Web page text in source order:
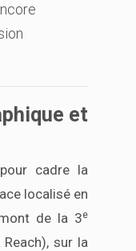
et
cadre la
localisé en
de la 3e
sur la